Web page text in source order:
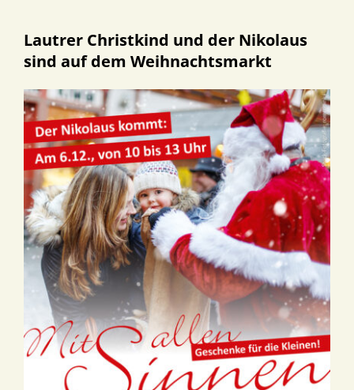
Lautrer Christkind und der Nikolaus
sind auf dem Weihnachtsmarkt